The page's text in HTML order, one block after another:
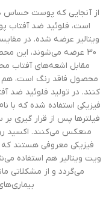
از آنجایی‌ که پوست حساس
30 عرضه می‌شوند، این
مقابل اشعه‌های آفتاب
محصول فاقد رنگ است، هم
کنند. در تولید فلوئید ضد
فیزیکی استفاده شده که با
فیلترها پس از قرار گیری
منعکس می‌کنند. اکسید
فیزیکی معروفی هستند
ویت ویتالیر هم استفاده
می‌گردد و از مشکلاتی